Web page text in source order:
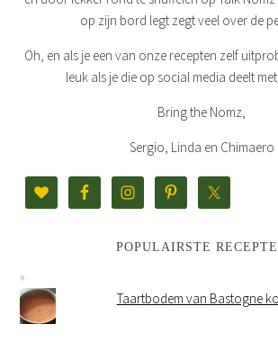
op zijn bord legt zegt veel over de
Oh, en als je een van onze recepten zelf
leuk als je die op social media deelt
Bring the Nomz,
Sergio, Linda en Chimaero
POPULAIRSTE
Taartbodem van Bastogne